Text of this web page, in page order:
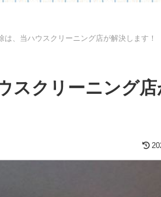
は、当ハウスクリーニング店が解決します！
スクリーニング店